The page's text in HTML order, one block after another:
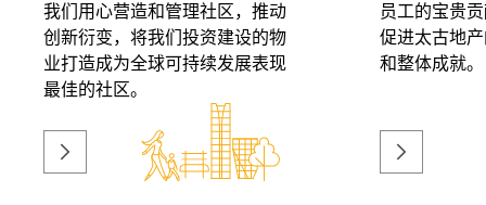
我们用心营造和管理社区，推动
创新衍变，将我们投资建设的物
业打造成为全球可持续发展表现
最佳的社区。
员工的宝贵
促进太古地
和整体成就。